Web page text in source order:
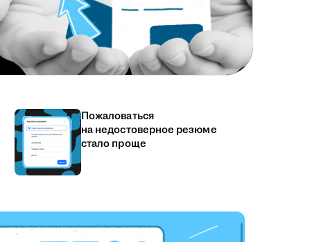
Пожаловаться
на недостоверное резюме
стало проще